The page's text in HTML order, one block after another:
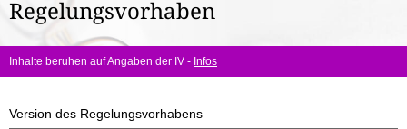
hier:
Regelungsvorhaben
Inhalte beruhen auf Angaben der IV - Infos
Version des Regelungsvorhabens